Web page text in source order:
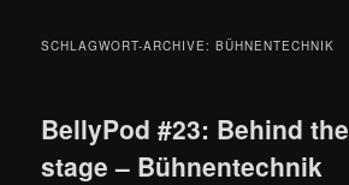
SCHLAGWORT-ARCHIVE:BÜHNENTECHNIK
BellyPod #23: Behind the
stage – Bühnentechnik